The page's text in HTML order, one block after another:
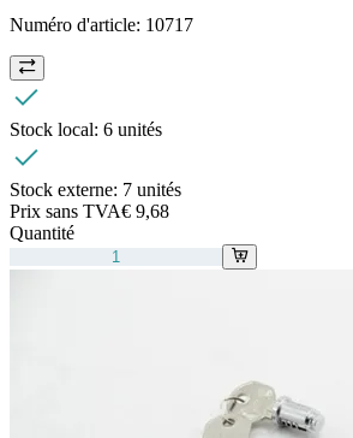
Numéro d'article: 10717
Stock local: 6 unités
Stock externe: 7 unités
Prix sans TVA€ 9,68
Quantité